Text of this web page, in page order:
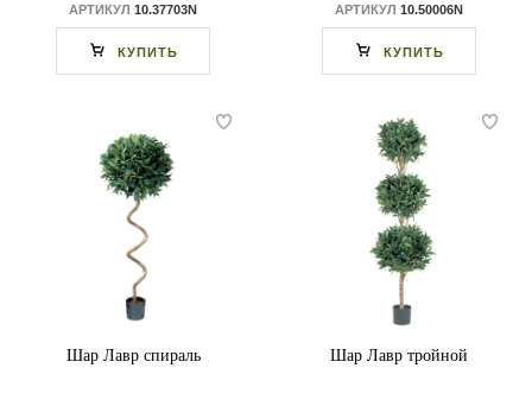
АРТИКУЛ 10.37703N
КУПИТЬ
АРТИКУЛ 10.50006N
КУПИТЬ
Шар Лавр спираль Шар Лавр тройной